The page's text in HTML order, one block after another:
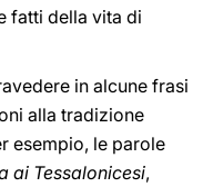
fatti della vita di
in alcune frasi
alla tradizione
esempio, le parole
ai Tessalonicesi,